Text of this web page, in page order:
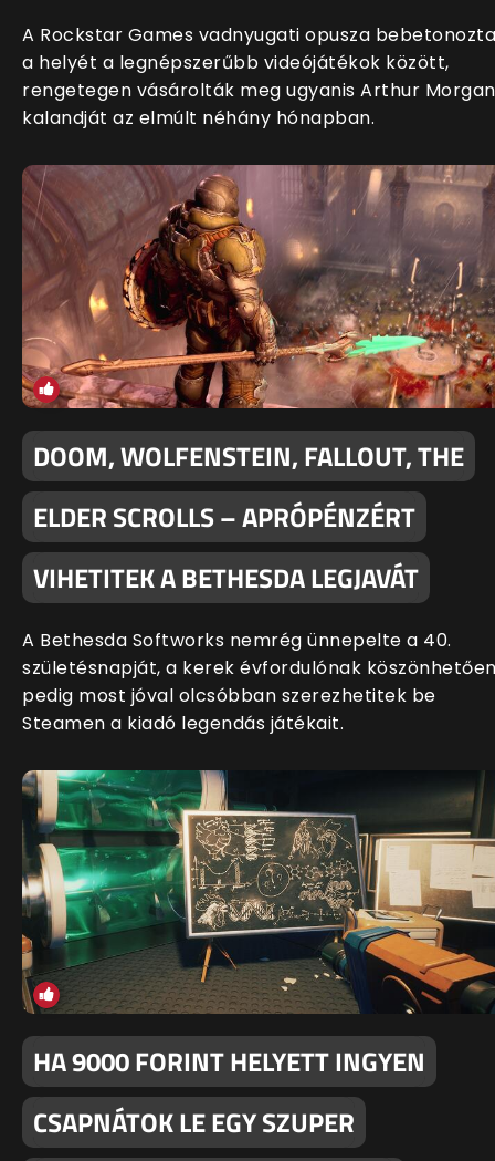
A Rockstar Games vadnyugati opusza bebetonozta
a helyét a legnépszerűbb videójátékok között,
rengetegen vásárolták meg ugyanis Arthur Morgan
kalandját az elmúlt néhány hónapban.
DOOM, WOLFENSTEIN, FALLOUT, THE
ELDER SCROLLS – APRÓPÉNZÉRT
VIHETITEK A BETHESDA LEGJAVÁT
A Bethesda Softworks nemrég ünnepelte a 40.
születésnapját, a kerek évfordulónak
pedig most jóval olcsóbban szerezhetitek be
Steamen a kiadó legendás játékait.
HA 9000 FORINT HELYETT INGYEN
CSAPNÁTOK LE EGY SZUPER